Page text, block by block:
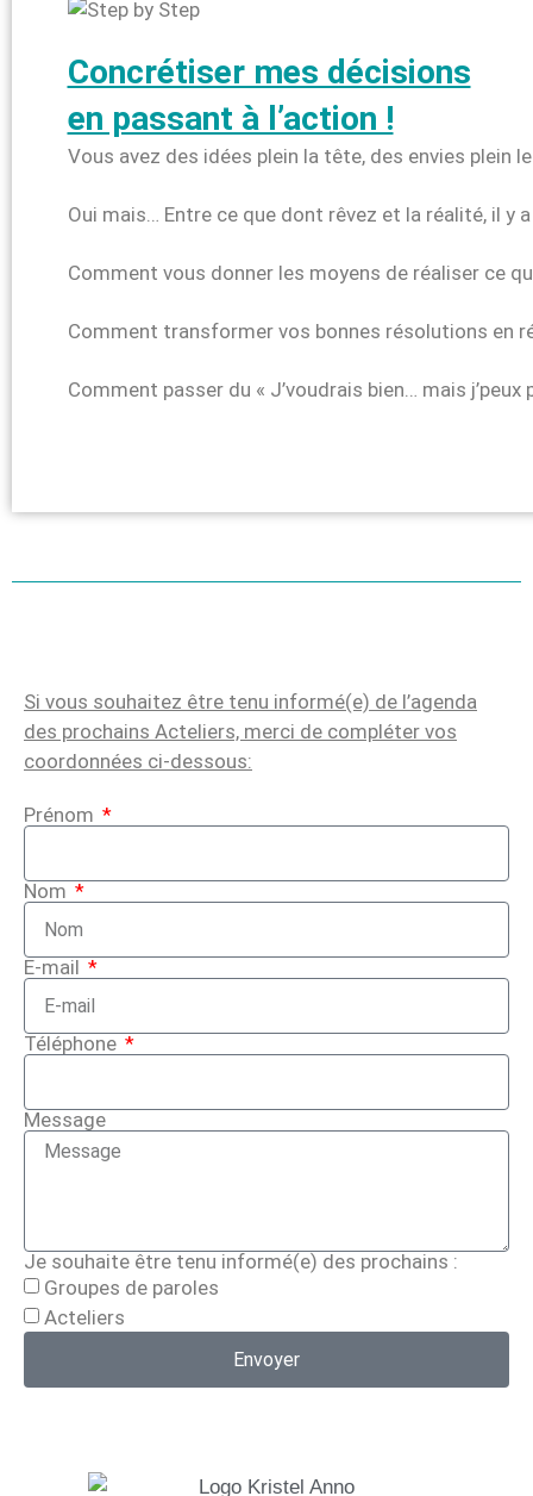
Concrétiser mes décisions
en passant à l’action !
Vous avez des idées plein la tête, des envies plein
Oui mais… Entre ce que dont rêvez et la réalité, il y
Comment vous donner les moyens de réaliser ce
Comment transformer vos bonnes résolutions en
Comment passer du « J’voudrais bien… mais j’peux
Si vous souhaitez être tenu informé(e) de l’agenda
des prochains Acteliers, merci de compléter vos
coordonnées ci-dessous:
Prénom
Nom
E-mail
Téléphone
Message
Je souhaite être tenu informé(e) des prochains :
Groupes de paroles
Acteliers
Envoyer